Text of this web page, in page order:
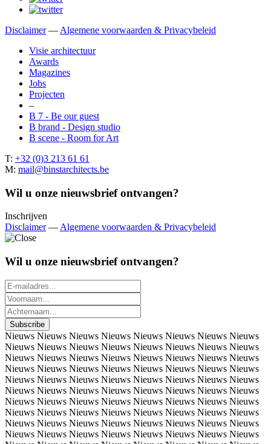
Disclaimer— Algemene voorwaarden & Privacybeleid
Visie architectuur
Awards
Magazines
Jobs
Projecten
–
B 7 - Be our guest
B brand - Design studio
B scene - Room for Art
T: +32 (0)3 213 61 61
M: mail@binstarchitects.be
Wil u onze nieuwsbrief ontvangen?
Inschrijven
Disclaimer— Algemene voorwaarden & Privacybeleid
Wil u onze nieuwsbrief ontvangen?
Nieuws Nieuws Nieuws Nieuws Nieuws Nieuws Nieuws Nieuws
Nieuws Nieuws Nieuws Nieuws Nieuws Nieuws Nieuws Nieuws
Nieuws Nieuws Nieuws Nieuws Nieuws Nieuws Nieuws Nieuws
Nieuws Nieuws Nieuws Nieuws Nieuws Nieuws Nieuws Nieuws
Nieuws Nieuws Nieuws Nieuws Nieuws Nieuws Nieuws Nieuws
Nieuws Nieuws Nieuws Nieuws Nieuws Nieuws Nieuws Nieuws
Nieuws Nieuws Nieuws Nieuws Nieuws Nieuws Nieuws Nieuws
Nieuws Nieuws Nieuws Nieuws Nieuws Nieuws Nieuws Nieuws
Nieuws Nieuws Nieuws Nieuws Nieuws Nieuws Nieuws Nieuws
Nieuws Nieuws Nieuws Nieuws Nieuws Nieuws Nieuws Nieuws